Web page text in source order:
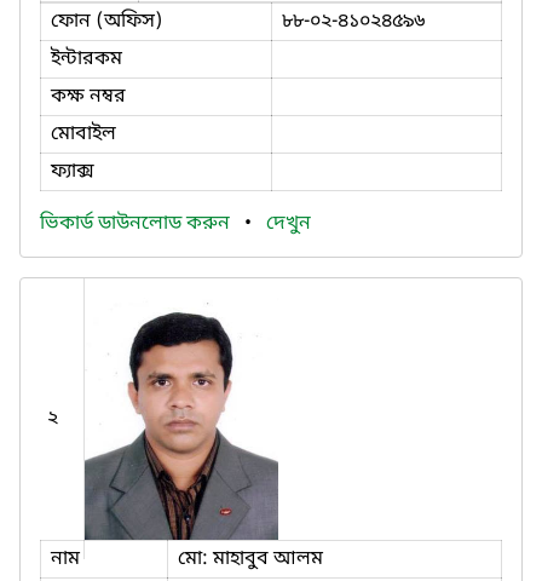
ফোন (অফিস)
৮৮-০২-৪১০২৪৫৯৬
ইন্টারকম
কক্ষ নম্বর
মোবাইল
ফ্যাক্স
ভিকার্ড ডাউনলোড করুন • দেখুন
২
নাম
মো: মাহাবুব আলম